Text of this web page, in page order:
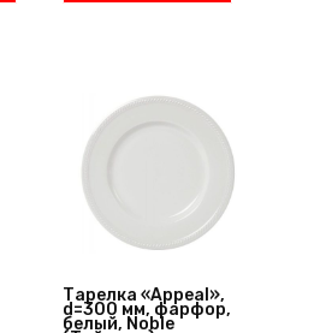
Тарелка «Appeal»,
d=300 мм, фарфор,
белый, Noble